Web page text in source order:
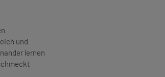
und
lernen